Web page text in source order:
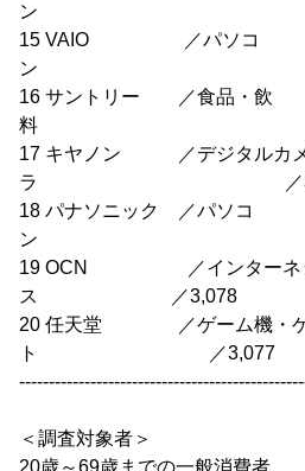
ン ／
15 VAIO ／パソコ
ン ／
16 サントリー ／食品・飲
料 ／
17 キヤノン ／デジタルカ
ラ ／
18 パナソニック ／パソコ
ン ／
19 OCN ／インターネッ
ス ／3,078
20 任天堂 ／ゲーム機・ゲ
ト ／3,077
＜調査対象者＞
20歳～69歳までの一般消費者